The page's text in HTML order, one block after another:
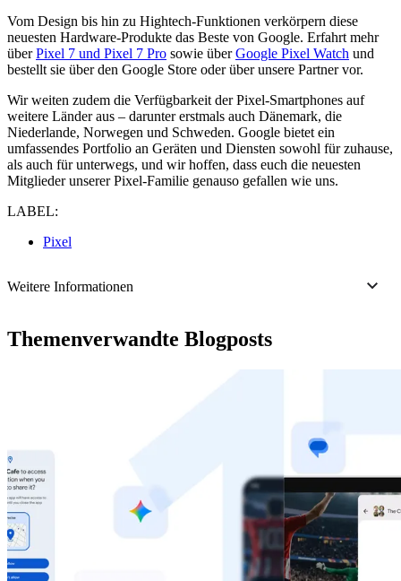
Vom Design bis hin zu Hightech-Funktionen verkörpern diese
neuesten Hardware-Produkte das Beste von Google. Erfahrt mehr
überPixel 7 und Pixel 7 Pro sowie überGoogle Pixel Watch und
bestellt sie über den Google Store oder über unsere Partner vor.
Wir weiten zudem die Verfügbarkeit der Pixel-Smartphones auf
weitere Länder aus – darunter erstmals auch Dänemark, die
Niederlande, Norwegen und Schweden. Google bietet ein
umfassendes Portfolio an Geräten und Diensten sowohl für zuhause,
als auch für unterwegs, und wir hoffen, dass euch die neuesten
Mitglieder unserer Pixel-Familie genauso gefallen wie uns.
LABEL:
Pixel
Weitere Informationen
Themenverwandte Blogposts